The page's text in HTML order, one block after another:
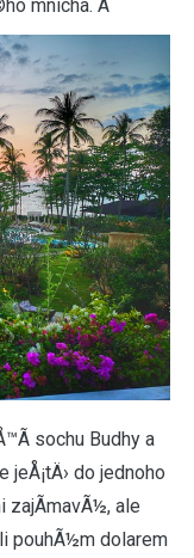
mnicha. Â
sochu Budhy a
do jednoho
zajÃ­mavÃ½, ale
pouhÃ½m dolarem